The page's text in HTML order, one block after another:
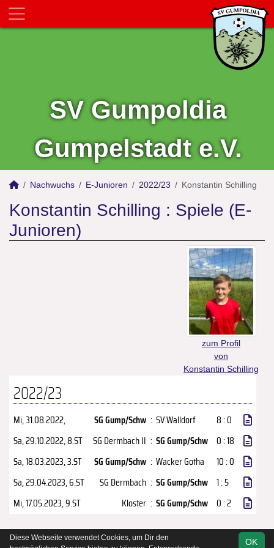
SV Gumpoldia
Gumpelstadt e.V.
Nachwuchs E-Junioren 2022/23 Konstantin Schilling
Konstantin Schilling : Spiele (E-
Junioren)
zum Profil
von
Konstantin Schilling
2022/23
Mi, 31.08.2022, SG Gump/Schw : SV Walldorf
8 : 0
Sa, 29.10.2022, 8.ST SG Dermbach II : SG Gump/Schw 0 : 18
Sa, 18.03.2023, 3.ST SG Gump/Schw : Wacker Gotha
10 : 0
Sa, 29.04.2023, 6.ST SG Dermbach : SG Gump/Schw 1 : 5
Mi, 17.05.2023, 9.ST Kloster : SG Gump/Schw 0 : 2
soccero.de OK
Diese Webseite verwendet Cookies, um Dir den